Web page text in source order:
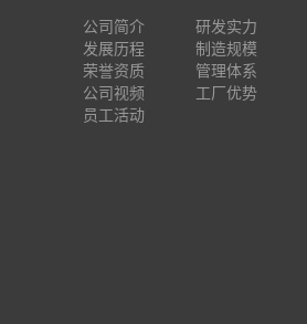
公司简介
发展历程
荣誉资质
公司视频
员工活动
研发实力
制造规模
管理体系
工厂优势